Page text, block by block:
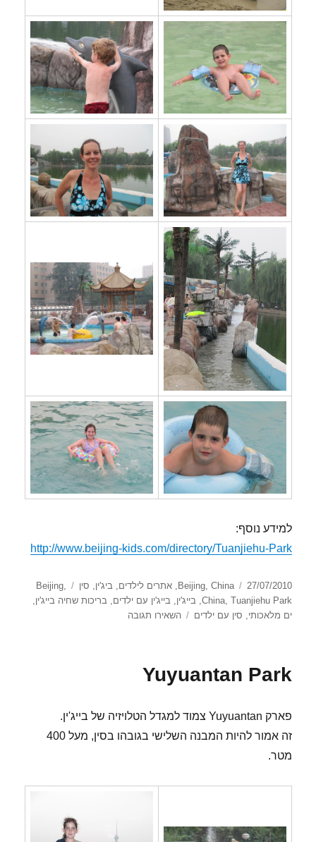
למידע נוסף:
http://www.beijing-kids.com/directory/Tuanjiehu-Park
פורסם
בתאריך
27/07/2010 קטגוריותBeijing, China
,אתרים לילדים,ביג'ין, סין תגיות
Beijing,
China, Tuanjiehu Park
,בייג'ין,בייג'ין עם ילדים,בריכות שחיה בייג'ין,
ים מלאכותי, סין עם ילדים השאירו תגובה
Yuyuantan Park
פארק Yuyuantan צמוד למגדל הטלויזיה של בייג'ין.
זה אמור להיות המבנה השלישי בגובהו בסין, מעל 400
מטר.